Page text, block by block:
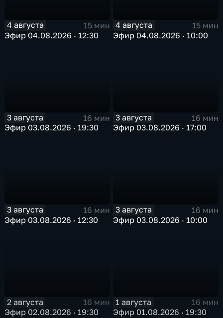
4 августа
15 мин
Эфир 04.08.2026 · 12:30
4 августа
15 мин
Эфир 04.08.2026 · 10:00
3 августа
16 мин
Эфир 03.08.2026 · 19:30
3 августа
16 мин
Эфир 03.08.2026 · 17:00
3 августа
16 мин
Эфир 03.08.2026 · 12:30
3 августа
16 мин
Эфир 03.08.2026 · 10:00
2 августа
16 мин
Эфир 02.08.2026 · 19:30
1 августа
16 мин
Эфир 01.08.2026 · 19:30